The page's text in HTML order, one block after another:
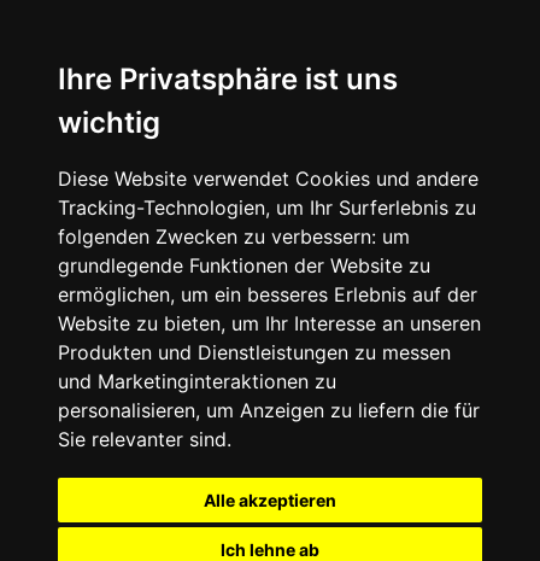
Ihre Privatsphäre ist uns
wichtig
Diese Website verwendet Cookies und andere
Tracking-Technologien, um Ihr Surferlebnis zu
folgenden Zwecken zu verbessern: um
grundlegende Funktionen der Website zu
ermöglichen, um ein besseres Erlebnis auf der
Website zu bieten, um Ihr Interesse an unseren
Produkten und Dienstleistungen zu messen
und Marketinginteraktionen zu
personalisieren, um Anzeigen zu liefern die für
Sie relevanter sind.
Alle akzeptieren
Ich lehne ab